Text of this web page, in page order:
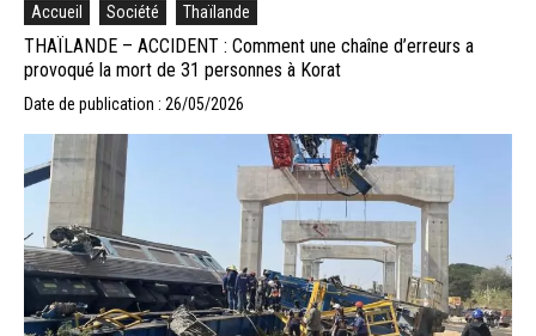
Accueil Société Thaïlande
THAÏLANDE – ACCIDENT : Comment une chaîne d’erreurs a
provoqué la mort de 31 personnes à Korat
Date de publication : 26/05/2026